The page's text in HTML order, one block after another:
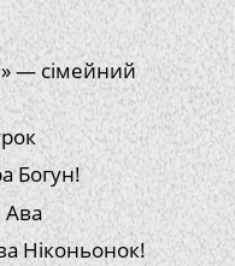
— сімейний
Богун!
Ава
Ніконьонок!